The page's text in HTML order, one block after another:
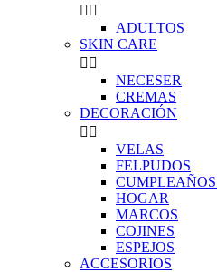
 
ADULTOS
SKIN CARE
 
NECESER
CREMAS
DECORACIÓN
 
VELAS
FELPUDOS
HOGAR
MARCOS
COJINES
ESPEJOS
ACCESORIOS